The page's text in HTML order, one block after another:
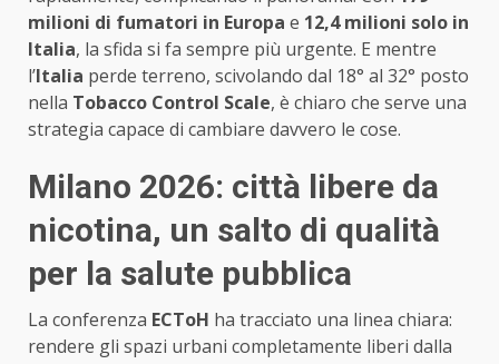
milioni di fumatori in Europa e 12,4 milioni solo in
Italia, la sfida si fa sempre più urgente. E mentre
l’Italia perde terreno, scivolando dal 18° al 32° posto
nella Tobacco Control Scale, è chiaro che serve una
strategia capace di cambiare davvero le cose.
Milano 2026: città libere da
nicotina, un salto di qualità
per la salute pubblica
La conferenza ECToH ha tracciato una linea chiara:
rendere gli spazi urbani completamente liberi dalla